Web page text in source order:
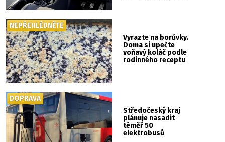
Vyrazte na borůvky.
Doma si upečte
voňavý koláč podle
rodinného receptu
NEPŘEHLÉDNĚTE
Středočeský kraj
plánuje nasadit
téměř 50
elektrobusů
DOPRAVA